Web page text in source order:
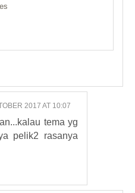
2017 AT 10:07
tema yg
pelik2 rasanya